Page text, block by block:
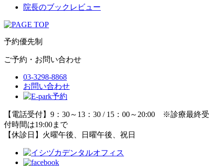
院長のブックレビュー
予約優先制
ご予約・お問い合わせ
03-3298-8868
お問い合わせ
【電話受付】9：30～13：30 / 15：00～20:00 ※診療最終受
付時間は19:00まで
【休診日】火曜午後、日曜午後、祝日